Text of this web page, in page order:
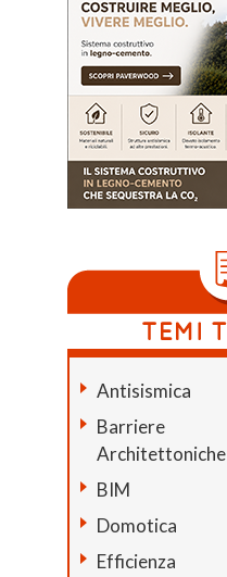
Antisismica
Barriere
Architettoniche
BIM
Domotica
Efficienza